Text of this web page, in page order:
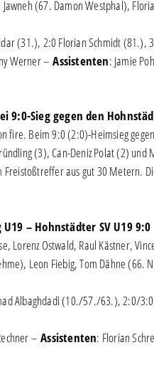
(67. Damon Westphal),
(31.), 2:0 Florian Schmidt
Werner –Assistenten: Jamie
9:0-Sieg gegen den
fire. Beim 9:0 (2:0)-Heimsieg
(3), Can-Deniz Polat (2) und
aus gut 30 Metern.
U19 – Hohnstädter SV U19
Lorenz Ostwald, Raul Kästner,
Leon Fiebig, Tom Dähne
Albaghdadi (10./57./63.), 2:0/
–Assistenten: Florian